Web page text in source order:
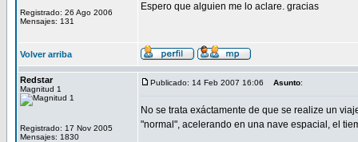
Registrado: 26 Ago 2006
Mensajes: 131
Espero que alguien me lo aclare. gracias
Volver arriba
Redstar
Magnitud 1
Registrado: 17 Nov 2005
Mensajes: 1830
Publicado: 14 Feb 2007 16:06 Asunto:
No se trata exáctamente de que se realize un
"normal", acelerando en una nave espacial, el